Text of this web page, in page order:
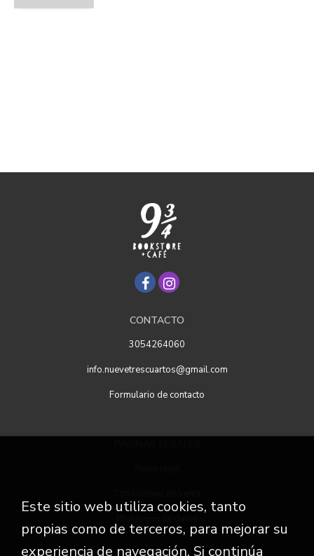
CONTACTO
3054264060
info.nuevetrescuartos@gmail.com
Formulario de contacto
Este sitio web utiliza cookies, tanto
propias como de terceros, para mejorar su
experiencia de navegación. Si continúa